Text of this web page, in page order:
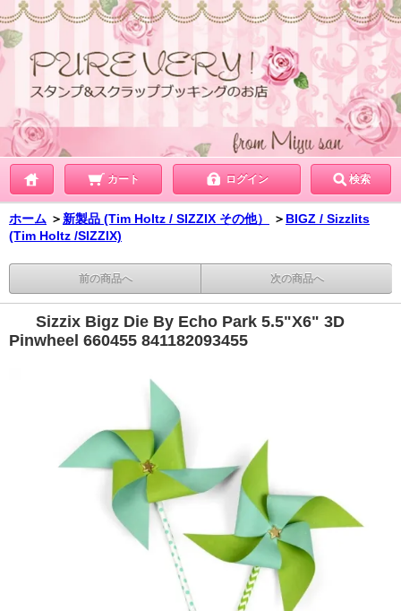
カート ログイン 検索
ホーム ＞ 新製品 (Tim Holtz / SIZZIX その他） ＞ BIGZ / Sizzlits
(Tim Holtz /SIZZIX)
前の商品へ 次の商品へ
Sizzix Bigz Die By Echo Park 5.5"X6" 3D
Pinwheel 660455 841182093455